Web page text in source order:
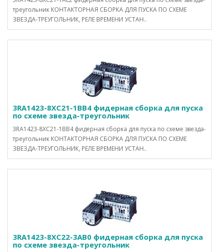
треугольник КОНТАКТОРНАЯ СБОРКА ДЛЯ ПУСКА ПО СХЕМЕ
ЗВЕЗДА-ТРЕУГОЛЬНИК, РЕЛЕ ВРЕМЕНИ УСТАН..
3RA1423-8XC21-1BB4 фидерная сборка для пуска
по схеме звезда-треугольник
3RA1423-8XC21-1BB4 фидерная сборка для пуска по схеме звезда-
треугольник КОНТАКТОРНАЯ СБОРКА ДЛЯ ПУСКА ПО СХЕМЕ
ЗВЕЗДА-ТРЕУГОЛЬНИК, РЕЛЕ ВРЕМЕНИ УСТАН..
3RA1423-8XC22-3AB0 фидерная сборка для пуска
по схеме звезда-треугольник